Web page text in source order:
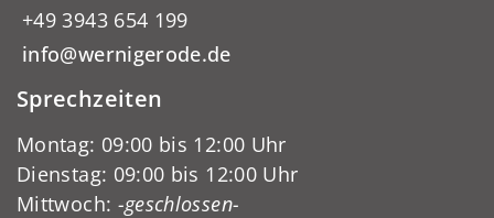
+49 3943 654 199
info@wernigerode.de
Sprechzeiten
Montag: 09:00 bis 12:00 Uhr
Dienstag: 09:00 bis 12:00 Uhr
Mittwoch: -geschlossen-